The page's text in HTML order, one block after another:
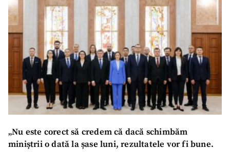
SUSȚINE
„Nu este corect să credem că dacă schimbăm
miniștrii o dată la șase luni, rezultatele vor fi bune.